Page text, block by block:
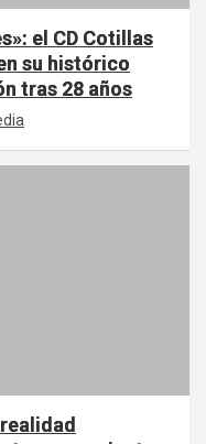
el CD Cotillas
su histórico
tras 28 años